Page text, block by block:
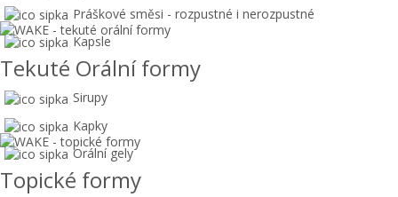
Práškové směsi - rozpustné i nerozpustné
Kapsle
Tekuté Orální formy
Sirupy
Kapky
Orální gely
Topické formy